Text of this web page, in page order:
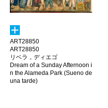
ART28850
ART28850
リベラ，ディエゴ
Dream of a Sunday Afternoon i
n the Alameda Park (Sueno de
una tarde)